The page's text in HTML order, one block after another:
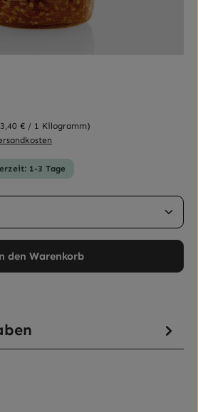
€ / 1 Kilogramm)
1-3 Tage
den gewünschten Wert ein
den Warenkorb